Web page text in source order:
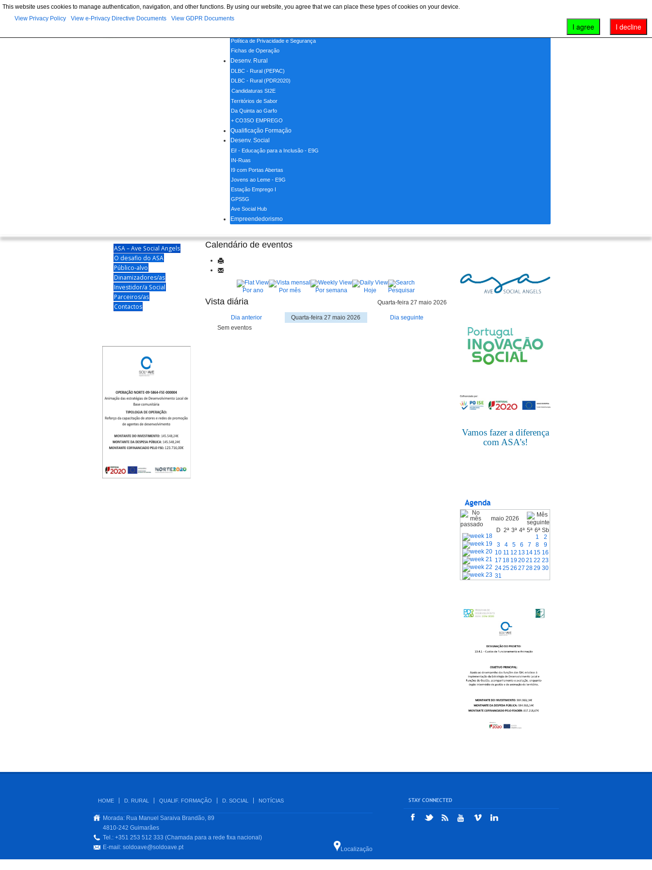
Home
Política de Privacidade e Segurança
Fichas de Operação
Desenv. Rural
DLBC - Rural (PEPAC)
DLBC - Rural (PDR2020)
Candidaturas SI2E
Territórios de Sabor
Da Quinta ao Garfo
+ CO3SO EMPREGO
Qualificação Formação
Desenv. Social
Ei! - Educação para a Inclusão - E9G
IN-Ruas
I9 com Portas Abertas
Jovens ao Leme - E9G
Estação Emprego I
GPS5G
Ave Social Hub
Empreendedorismo
ASA – Ave Social Angels
O desafio do ASA
Público-alvo
Dinamizadores/as
Investidor/a Social
Parceiros/as
Contactos
Calendário de eventos
Por ano Por mês Por semana Hoje Pesquisar
Vista diária Quarta-feira 27 maio 2026
Dia anterior Quarta-feira 27 maio 2026
Dia seguinte
Sem eventos
Vamos fazer a diferença
com ASA’s!
Agenda
maio 2026
D 2ª 3ª 4ª 5ª 6ª Sb
1
2
3
4 5 6 7 8
9
10 11 12 13 14 15 16
17 18 192021 22 23
242526 27 2829 30
31
HOME D. RURAL QUALIF. FORMAÇÃO D. SOCIAL NOTÍCIAS
Morada: Rua Manuel Saraiva Brandão, 89
4810-242 Guimarães
Tel.: +351 253 512 333 (Chamada para a rede fixa nacional)
E-mail: soldoave@soldoave.pt Localização
STAY CONNECTED
This website uses cookies to manage authentication, navigation, and other functions. By using our website, you agree that we can place these types of cookies on your device.
View Privacy Policy
View e-Privacy Directive Documents View GDPR Documents
I decline
I agree